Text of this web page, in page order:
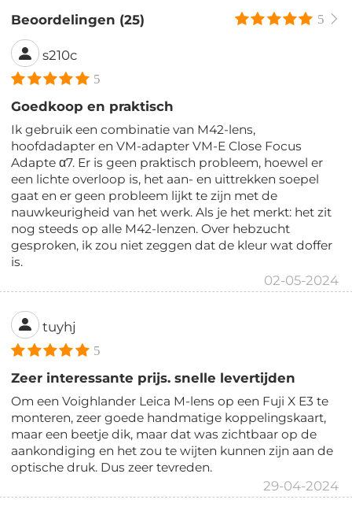
Beoordelingen (25) 5
s210c
5
Goedkoop en praktisch
Ik gebruik een combinatie van M42-lens,
hoofdadapter en VM-adapter VM-E Close Focus
Adapte α7. Er is geen praktisch probleem, hoewel er
een lichte overloop is, het aan- en uittrekken soepel
gaat en er geen probleem lijkt te zijn met de
nauwkeurigheid van het werk. Als je het merkt: het zit
nog steeds op alle M42-lenzen. Over hebzucht
gesproken, ik zou niet zeggen dat de kleur wat doffer
is.
02-05-2024
tuyhj
5
Zeer interessante prijs. snelle levertijden
Om een Voighlander Leica M-lens op een Fuji X E3 te
monteren, zeer goede handmatige koppelingskaart,
maar een beetje dik, maar dat was zichtbaar op de
aankondiging en het zou te wijten kunnen zijn aan de
optische druk. Dus zeer tevreden.
29-04-2024